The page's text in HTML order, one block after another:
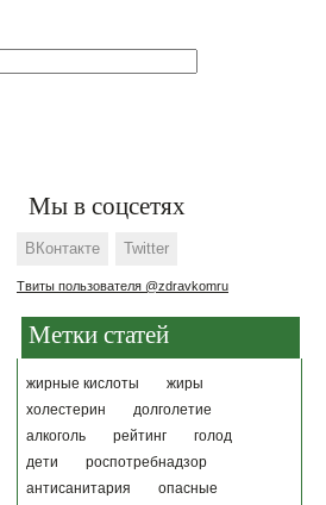
Мы в соцсетях
ВКонтакте Twitter
Твиты пользователя @zdravkomru
Метки статей
жирные кислоты
жиры
холестерин
долголетие
алкоголь
рейтинг
голод
дети
роспотребнадзор
антисанитария
опасные